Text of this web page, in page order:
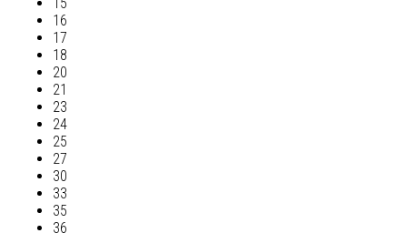
15
16
17
18
20
21
23
24
25
27
30
33
35
36